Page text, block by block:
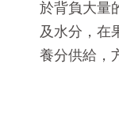
於背負大量
及水分，在
養分供給，